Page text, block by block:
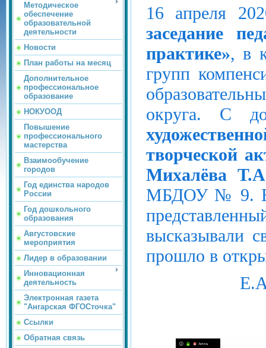
Методическое
обеспечение
образовательной
деятельности
Новости
План работы на месяц
Дополнительное
профессиональное
образование
НОКУООД
Повышение
профессионального
мастерства
Взаимообучение
городов
Год единства народов
России
Год дошкольного
образования
Августовские
мероприятия
Лидер в образовании
Инновационная
деятельность
Электронная газета
"Ангарская ФГОСточка"
Ссылки
Обратная связь
16 апреля
заседание
практике», в
групп
округа. С
творческой
Михалёва
МБДОУ № 9. В
высказывали
прошло в
.jpg" />